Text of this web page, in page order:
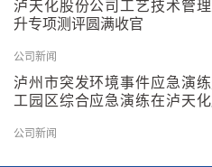
泸天化股份公司工艺技术管
升专项测评圆满收官
公司新闻
泸州市突发环境事件应急演
工园区综合应急演练在泸天化
公司新闻